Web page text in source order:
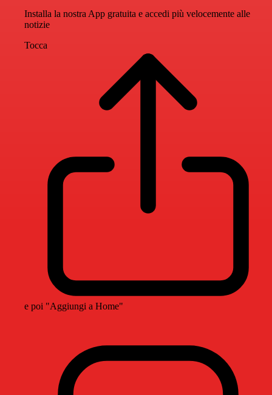
Installa la nostra App gratuita e accedi più velocemente alle
notizie
Tocca
e poi "Aggiungi a Home"